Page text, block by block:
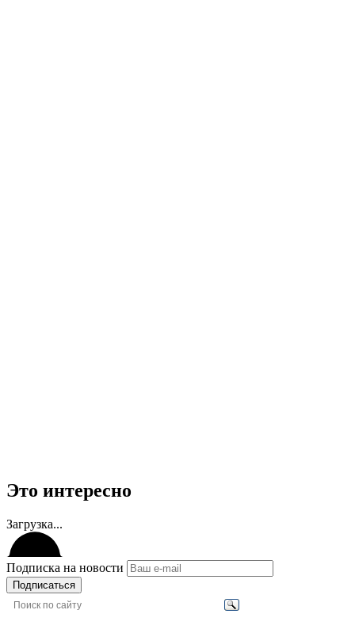
Это интересно
Загрузка...
Подписка на новости
Подписаться